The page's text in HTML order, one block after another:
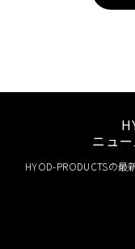
ニュ
HYOD-PRODUCTSの